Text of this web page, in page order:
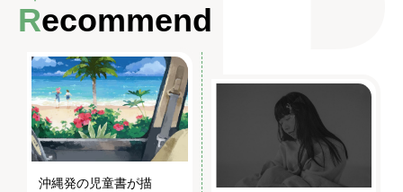
Recommend
沖縄発の児童書が描